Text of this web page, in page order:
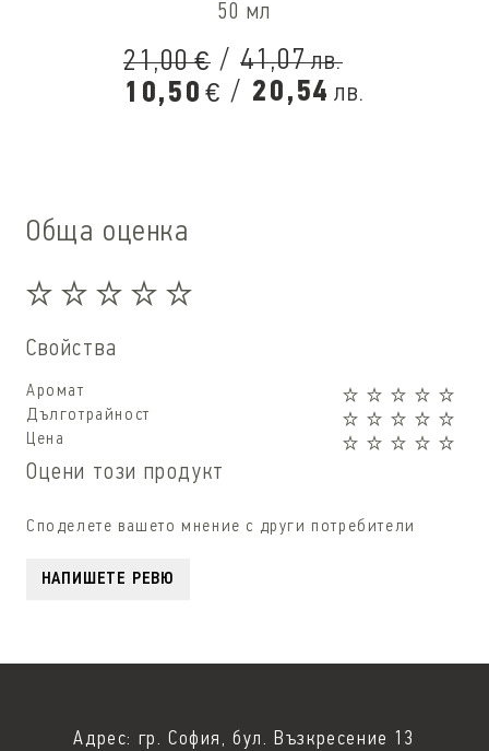
50 мл
21,00€ / 41,07лв.
10,50 € / 20,54 лв.
Обща оценка
Свойства
Аромат
Дълготрайност
Цена
Оцени този продукт
Споделете вашето мнение с други потребители
НАПИШЕТЕ РЕВЮ
Адрес: гр. София, бул. Възкресение 13